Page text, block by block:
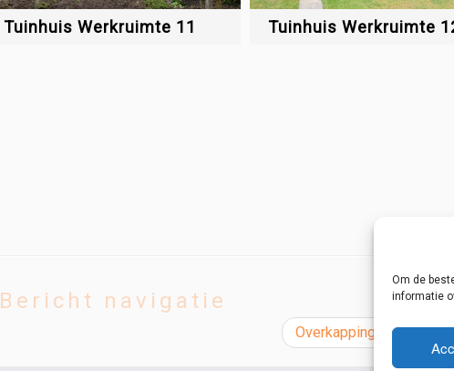
Om de
informatie
Tuinhuis Werkruimte 11 Tuinhuis Werkruimte
Bericht navigatie
Overkapping met